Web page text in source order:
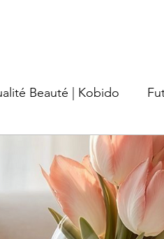
Beauté | Kobido
chatGPT